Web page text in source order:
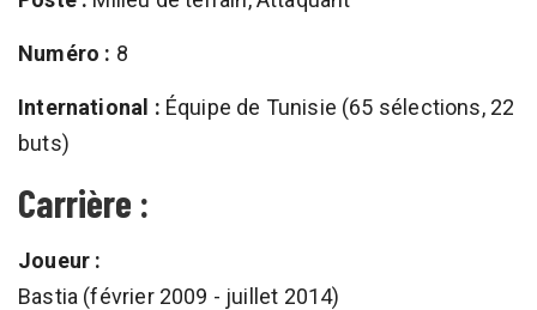
Numéro : 8
International : Équipe de Tunisie (65 sélections, 22
buts)
Carrière :
Joueur :
Bastia (février 2009 - juillet 2014)